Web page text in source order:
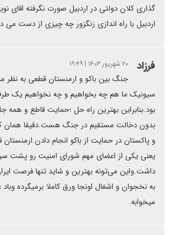
گذاری کلان دولتی در اردبیل صورت نگرفته اقای
اردبیل با راه اندازی زنگزور چه چیزی از دست می
فرزاد ۲۰ شهریور ۱۴۰۳ | ۱۹:۴۹
جنگ بین باکو و ارمنستان قطعی به نظر
سیونیک ما هم چه بخواهیم و چه نخواهیم یک
بود.بنابراین بهترین راه حل ؛حمایت قاطع و همه
بدون دخالت مستقیم در جنگ هست.دقیقا همان
و پاکستان در حمایت از باکو انجام
یعنی یکی از اعضای مهم شورای امنیت رو پشت
داشت.واین می‌تونه بهترین و شاید تنها فرصت
به نخجوان و اشغال اونجا ورق کاملا برمیگرده
میخوابه.